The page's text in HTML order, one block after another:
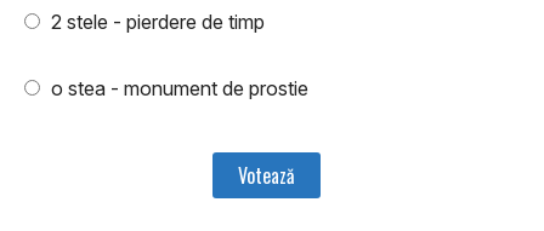
2 stele - pierdere de timp
o stea - monument de prostie